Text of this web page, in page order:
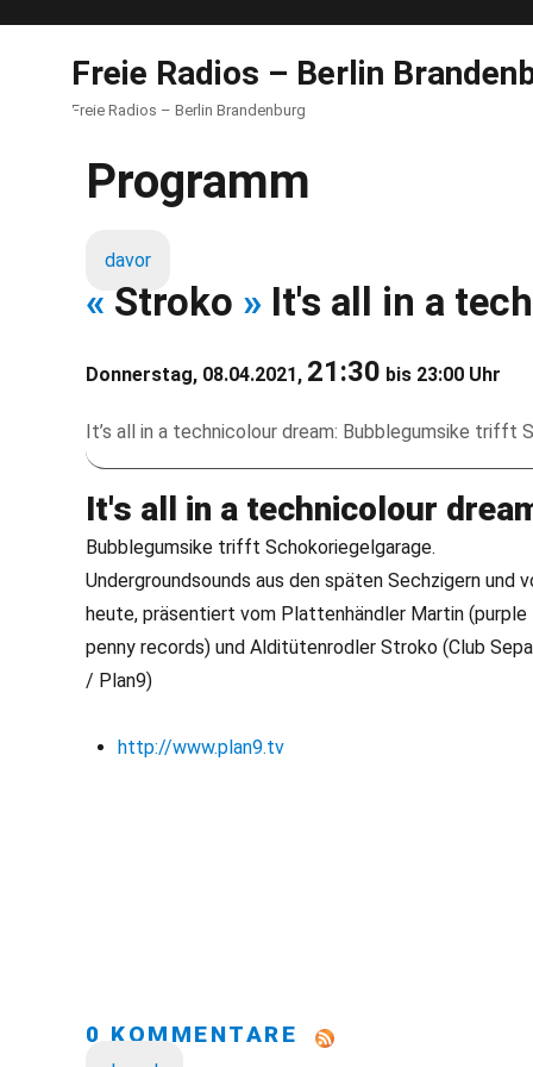
Freie Radios – Berlin
Freie Radios – Berlin Brandenburg
Programm
davor
« Stroko » It's all in a
Donnerstag, 08.04.2021, 21:30 bis 23:00 Uhr
It’s all in a technicolour dream: Bubblegumsike trifft
It's all in a technicolour
Bubblegumsike trifft Schokoriegelgarage.
Undergroundsounds aus den späten Sechzigern und
heute, präsentiert vom Plattenhändler Martin (purple
penny records) und Alditütenrodler Stroko (Club
/ Plan9)
http://www.plan9.tv
0 KOMMENTARE